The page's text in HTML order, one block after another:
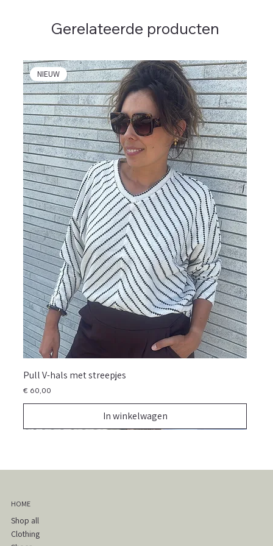
Gerelateerde producten
NIEUW
Pull V-hals met streepjes
Prijs
€ 60,00
In winkelwagen
HOME
Shop all
Clothing